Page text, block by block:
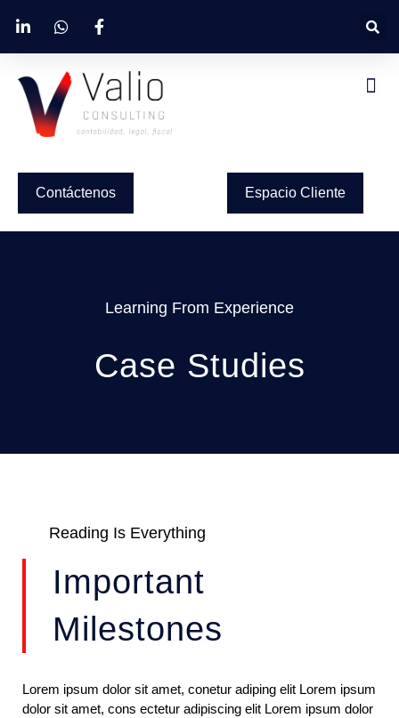
Contáctenos Espacio Cliente
Learning From Experience
Case Studies
Reading Is Everything
Important
Milestones
Lorem ipsum dolor sit amet, conetur adiping elit Lorem ipsum
dolor sit amet, cons ectetur adipiscing elit Lorem ipsum dolor